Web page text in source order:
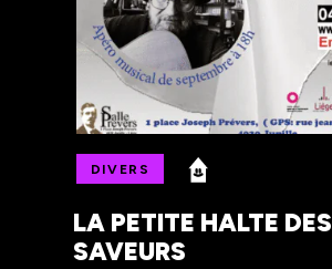
DIVERS
LA PETITE HALTE DES
SAVEURS